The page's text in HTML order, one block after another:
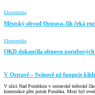
Ekonomika
Městský obvod Ostrava-Jih čeká
Ekonomika
OKD dokončila obnovu
V Ostravě – Svinově už funguje
V ulici Nad Porubkou v ostravské městské
konstrukce přes potok Porubka. Most byl